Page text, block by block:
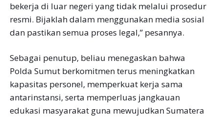
bekerja di luar negeri yang tidak melalui prosedur
resmi. Bijaklah dalam menggunakan media sosial
dan pastikan semua proses legal,” pesannya.
Sebagai penutup, beliau menegaskan bahwa
Polda Sumut berkomitmen terus meningkatkan
kapasitas personel, memperkuat kerja sama
antarinstansi, serta memperluas jangkauan
edukasi masyarakat guna mewujudkan Sumatera